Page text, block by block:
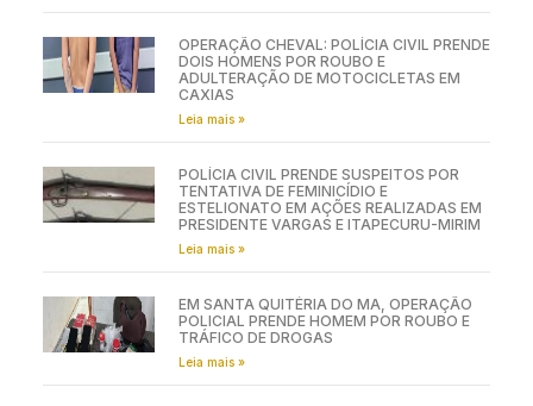
OPERAÇÃO CHEVAL: POLÍCIA CIVIL PRENDE
DOIS HOMENS POR ROUBO E
ADULTERAÇÃO DE MOTOCICLETAS EM
CAXIAS
Leia mais »
POLÍCIA CIVIL PRENDE SUSPEITOS POR
TENTATIVA DE FEMINICÍDIO E
ESTELIONATO EM AÇÕES REALIZADAS EM
PRESIDENTE VARGAS E ITAPECURU-MIRIM
Leia mais »
EM SANTA QUITÉRIA DO MA, OPERAÇÃO
POLICIAL PRENDE HOMEM POR ROUBO E
TRÁFICO DE DROGAS
Leia mais »